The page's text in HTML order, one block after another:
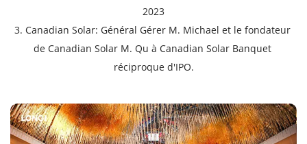
2023
3. Canadian Solar: Général Gérer M. Michael et le fondateur
de Canadian Solar M. Qu à Canadian Solar Banquet
réciproque d'IPO.